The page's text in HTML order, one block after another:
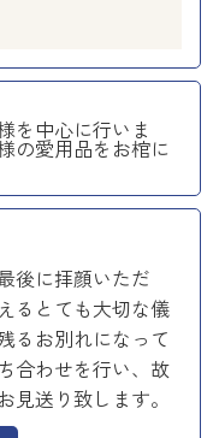
を中心に行いま
の愛用品をお棺に
後に拝顔いただ
るとても大切な儀
るお別れになって
合わせを行い、故
見送り致します。